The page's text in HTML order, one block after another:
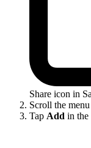
Share icon in
Scroll the
Tap Add in the